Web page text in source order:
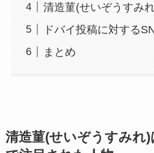
清造菫(せいぞうすみ
ドバイ投稿に対する
まとめ
清造菫(せいぞうすみれ